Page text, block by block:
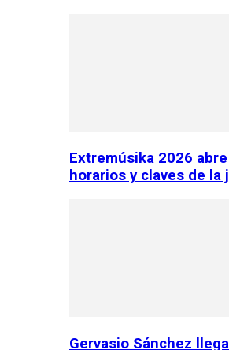
Extremúsika 2026
horarios y claves de la
Gervasio Sánchez